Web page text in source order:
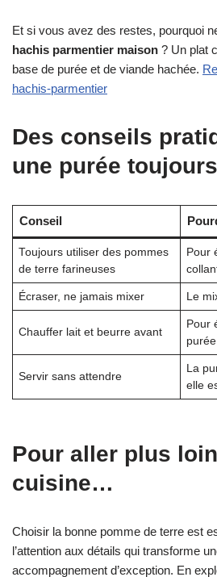
Et si vous avez des restes, pourquoi
hachis parmentier maison ? Un plat
base de purée et de viande hachée.
hachis-parmentier
Des conseils
une purée
Conseil
Toujours utiliser des pommes
de terre farineuses
Pour
Écraser, ne jamais mixer Le
Chauffer lait et beurre avant
Pour
purée
Servir sans attendre
La
elle
Pour aller plus
cuisine…
Choisir la bonne pomme de terre est
l’attention aux détails qui transforme
accompagnement d’exception. En